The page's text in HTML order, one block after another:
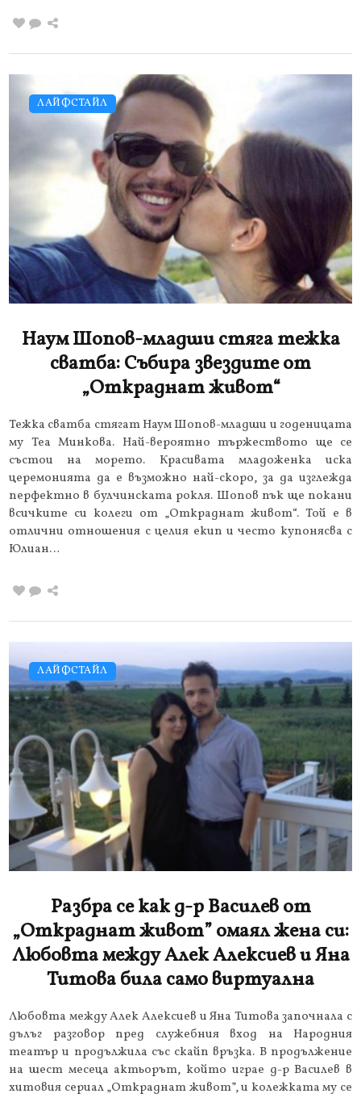
ЛАЙФСТАЙЛ
Наум Шопов-младши стяга тежка
сватба: Събира звездите от
„Откраднат живот“
Тежка сватба стягат Наум Шопов-младши и годеницата
му Теа Минкова. Най-вероятно тържеството ще се
състои на морето. Красивата младоженка иска
церемонията да е възможно най-скоро, за да изглежда
перфектно в булчинската рокля. Шопов пък ще покани
всичките си колеги от „Откраднат живот“. Той е в
отлични отношения с целия екип и често купонясва с
Юлиан…
ЛАЙФСТАЙЛ
Разбра се как д-р Василев от
„Откраднат живот” омаял жена си:
Любовта между Алек Алексиев и Яна
Титова била само виртуална
Любовта между Алек Алексиев и Яна Титова започнала с
дълъг разговор пред служебния вход на Народния
театър и продължила със скайп връзка. В продължение
на шест месеца актьорът, който играе д-р Василев в
хитовия сериал „Откраднат живот”, и колежката му се